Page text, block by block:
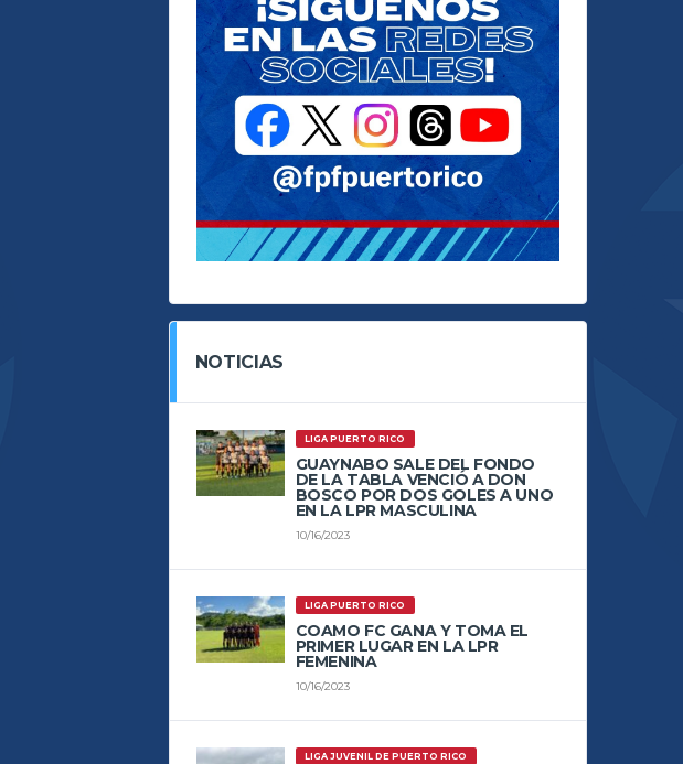
NOTICIAS
LIGA PUERTO RICO
GUAYNABO SALE DEL FONDO
DE LA TABLA VENCIÓ A DON
BOSCO POR DOS GOLES A UNO
EN LA LPR MASCULINA
10/16/2023
LIGA PUERTO RICO
COAMO FC GANA Y TOMA EL
PRIMER LUGAR EN LA LPR
FEMENINA
10/16/2023
LIGA JUVENIL DE PUERTO RICO